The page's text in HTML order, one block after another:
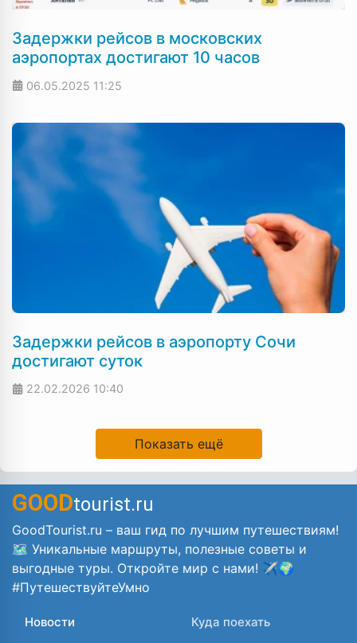
Задержки рейсов в московских
аэропортах достигают 10 часов
06.05.2025 11:25
Задержки рейсов в аэропорту Сочи
достигают суток
22.02.2026 10:40
Показать ещё
GOODtourist.ru
GoodTourist.ru – ваш гид по лучшим путешествиям!
🗺️ Уникальные маршруты, полезные советы и
выгодные туры. Откройте мир с нами! ✈️🌍
#ПутешествуйтеУмно
Новости Куда поехать